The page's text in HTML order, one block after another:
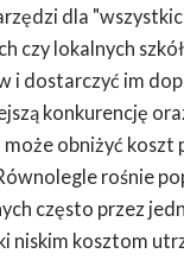
dla
czy lokalnych
i dostarczyć im
konkurencję
może obniżyć
rośnie
często przez
niskim kosztom